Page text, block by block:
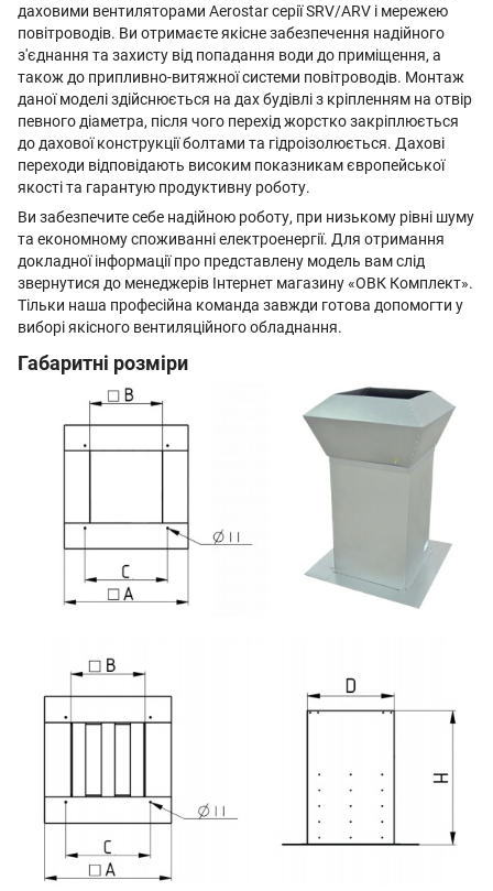
даховими вентиляторами Aerostar серії SRV/ARV і мережею
повітроводів. Ви отримаєте якісне забезпечення надійного
з'єднання та захисту від попадання води до приміщення, а
також до припливно-витяжної системи повітроводів. Монтаж
даної моделі здійснюється на дах будівлі з кріпленням на отвір
певного діаметра, після чого перехід жорстко закріплюється
до дахової конструкції болтами та гідроізолюється. Дахові
переходи відповідають високим показникам європейської
якості та гарантую продуктивну роботу.
Ви забезпечите себе надійною роботу, при низькому рівні шуму
та економному споживанні електроенергії. Для отримання
докладної інформації про представлену модель вам слід
звернутися до менеджерів Інтернет магазину «ОВК Комплект».
Тільки наша професійна команда завжди готова допомогти у
виборі якісного вентиляційного обладнання.
Габаритні розміри